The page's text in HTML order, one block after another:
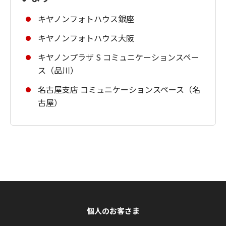
キヤノンフォトハウス銀座
キヤノンフォトハウス大阪
キヤノンプラザ S コミュニケーションスペー
ス（品川）
名古屋支店 コミュニケーションスペース（名
古屋）
個人のお客さま